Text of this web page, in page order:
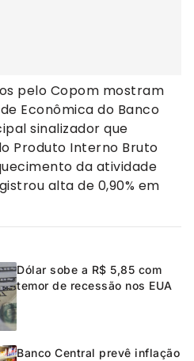
pelo Copom mostram
Econômica do Banco
sinalizador que
Produto Interno Bruto
da atividade
alta de 0,90% em
Dólar sobe a R$ 5,85 com
temor de recessão nos EUA
Banco Central prevê inflação